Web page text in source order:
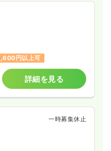
円以上可
詳細を見る
一時募集休止